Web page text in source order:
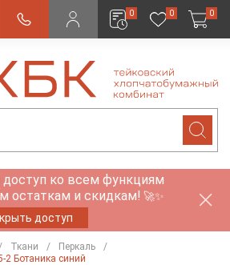
0 0 0
доступ ко всем функциям
остаткам и скидкам! 🚀✨
доступ
Ткани
Перкаль
2 Ботаника синий